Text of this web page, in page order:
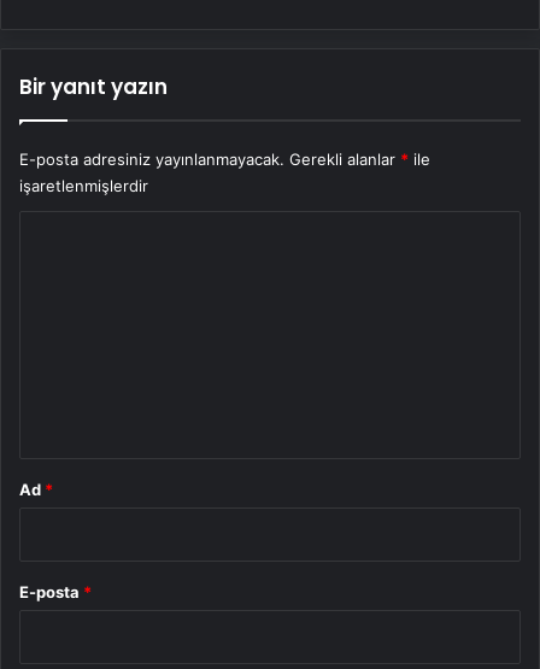
Bir yanıt yazın
E-posta adresiniz yayınlanmayacak. Gerekli alanlar * ile
işaretlenmişlerdir
Ad *
E-posta *